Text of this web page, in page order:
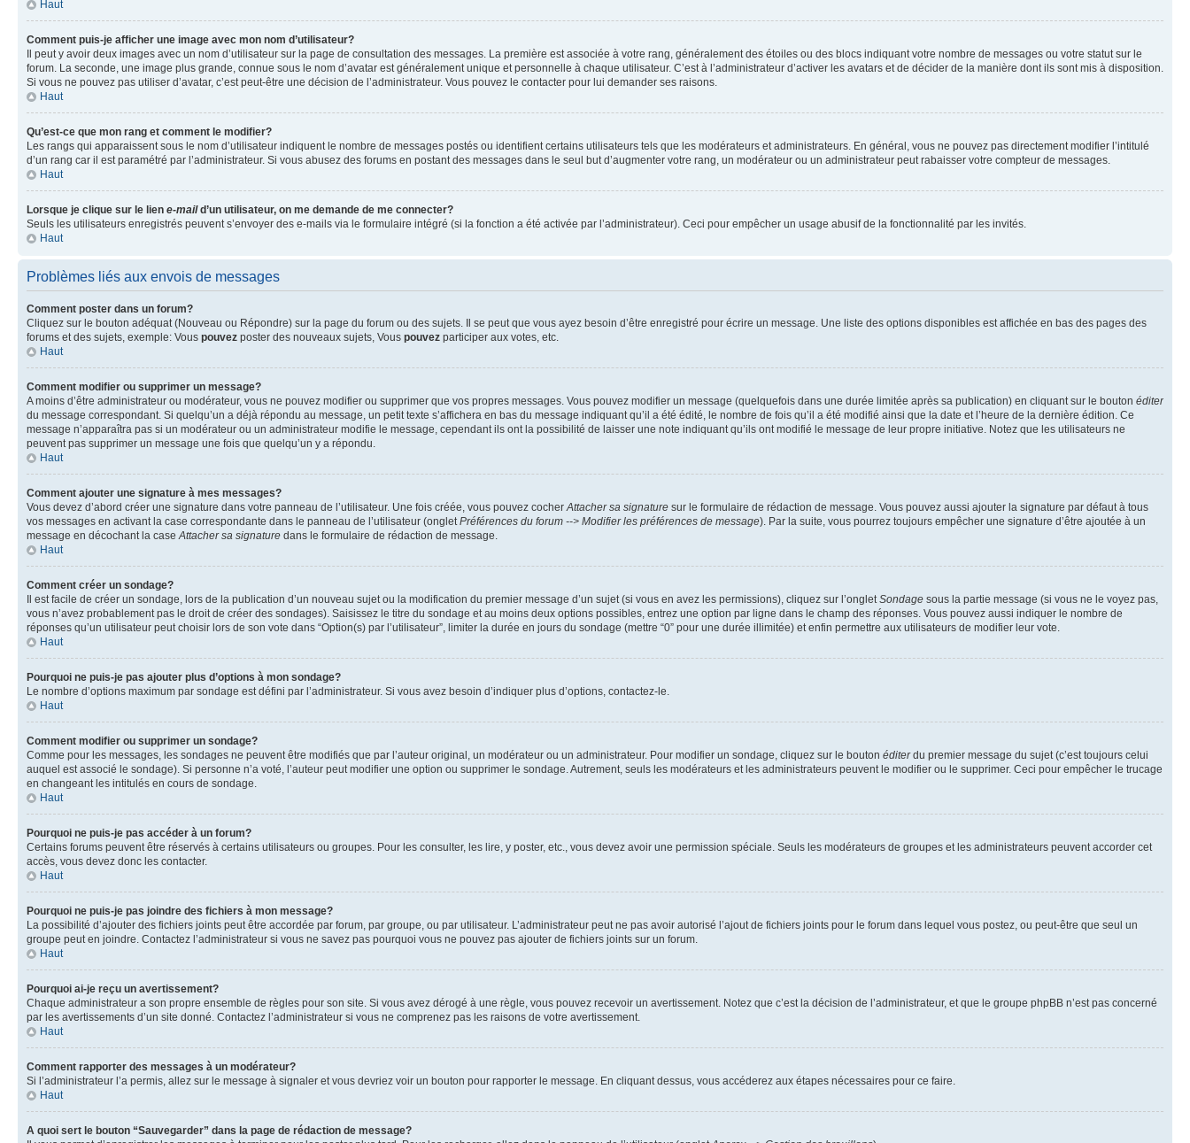
Haut
Comment puis-je afficher une image avec mon nom d’utilisateur?
Il peut y avoir deux images avec un nom d’utilisateur sur la page de consultation des messages. La première est associée à votre rang, généralement des étoiles ou des blocs indiquant votre nombre de messages ou votre statut sur le
forum. La seconde, une image plus grande, connue sous le nom d’avatar est généralement unique et personnelle à chaque utilisateur. C’est à l’administrateur d’activer les avatars et de décider de la manière dont ils sont mis à disposition.
Si vous ne pouvez pas utiliser d’avatar, c’est peut-être une décision de l’administrateur. Vous pouvez le contacter pour lui demander ses raisons.
Haut
Qu’est-ce que mon rang et comment le modifier?
Les rangs qui apparaissent sous le nom d’utilisateur indiquent le nombre de messages postés ou identifient certains utilisateurs tels que les modérateurs et administrateurs. En général, vous ne pouvez pas directement modifier l’intitulé
d’un rang car il est paramétré par l’administrateur. Si vous abusez des forums en postant des messages dans le seul but d’augmenter votre rang, un modérateur ou un administrateur peut rabaisser votre compteur de messages.
Haut
Lorsque je clique sur le lien e-maild’un utilisateur, on me demande de me connecter?
Seuls les utilisateurs enregistrés peuvent s’envoyer des e-mails via le formulaire intégré (si la fonction a été activée par l’administrateur). Ceci pour empêcher un usage abusif de la fonctionnalité par les invités.
Haut
Problèmes liés aux envois de messages
Comment poster dans un forum?
Cliquez sur le bouton adéquat (Nouveau ou Répondre) sur la page du forum ou des sujets. Il se peut que vous ayez besoin d’être enregistré pour écrire un message. Une liste des options disponibles est affichée en bas des pages des
forums et des sujets, exemple: Vous pouvez poster des nouveaux sujets, Vous pouvez participer aux votes, etc.
Haut
Comment modifier ou supprimer un message?
A moins d’être administrateur ou modérateur, vous ne pouvez modifier ou supprimer que vos propres messages. Vous pouvez modifier un message (quelquefois dans une durée limitée après sa publication) en cliquant sur le bouton éditer
du message correspondant. Si quelqu’un a déjà répondu au message, un petit texte s’affichera en bas du message indiquant qu’il a été édité, le nombre de fois qu’il a été modifié ainsi que la date et l’heure de la dernière édition. Ce
message n’apparaîtra pas si un modérateur ou un administrateur modifie le message, cependant ils ont la possibilité de laisser une note indiquant qu’ils ont modifié le message de leur propre initiative. Notez que les utilisateurs ne
peuvent pas supprimer un message une fois que quelqu’un y a répondu.
Haut
Comment ajouter une signature à mes messages?
Vous devez d’abord créer une signature dans votre panneau de l’utilisateur. Une fois créée, vous pouvez cocherAttacher sa signature sur le formulaire de rédaction de message. Vous pouvez aussi ajouter la signature par défaut à tous
vos messages en activant la case correspondante dans le panneau de l’utilisateur (ongletPréférences du forum --> Modifier les préférences de message). Par la suite, vous pourrez toujours empêcher une signature d’être ajoutée à un
message en décochant la caseAttacher sa signature dans le formulaire de rédaction de message.
Haut
Comment créer un sondage?
Il est facile de créer un sondage, lors de la publication d’un nouveau sujet ou la modification du premier message d’un sujet (si vous en avez les permissions), cliquez sur l’ongletSondage sous la partie message (si vous ne le voyez pas,
vous n’avez probablement pas le droit de créer des sondages). Saisissez le titre du sondage et au moins deux options possibles, entrez une option par ligne dans le champ des réponses. Vous pouvez aussi indiquer le nombre de
réponses qu’un utilisateur peut choisir lors de son vote dans “Option(s) par l’utilisateur”, limiter la durée en jours du sondage (mettre “0” pour une durée illimitée) et enfin permettre aux utilisateurs de modifier leur vote.
Haut
Pourquoi ne puis-je pas ajouter plus d’options à mon sondage?
Le nombre d’options maximum par sondage est défini par l’administrateur. Si vous avez besoin d’indiquer plus d’options, contactez-le.
Haut
Comment modifier ou supprimer un sondage?
Comme pour les messages, les sondages ne peuvent être modifiés que par l’auteur original, un modérateur ou un administrateur. Pour modifier un sondage, cliquez sur le bouton éditerdu premier message du sujet (c’est toujours celui
auquel est associé le sondage). Si personne n’a voté, l’auteur peut modifier une option ou supprimer le sondage. Autrement, seuls les modérateurs et les administrateurs peuvent le modifier ou le supprimer. Ceci pour empêcher le trucage
en changeant les intitulés en cours de sondage.
Haut
Pourquoi ne puis-je pas accéder à un forum?
Certains forums peuvent être réservés à certains utilisateurs ou groupes. Pour les consulter, les lire, y poster, etc., vous devez avoir une permission spéciale. Seuls les modérateurs de groupes et les administrateurs peuvent accorder cet
accès, vous devez donc les contacter.
Haut
Pourquoi ne puis-je pas joindre des fichiers à mon message?
La possibilité d’ajouter des fichiers joints peut être accordée par forum, par groupe, ou par utilisateur. L’administrateur peut ne pas avoir autorisé l’ajout de fichiers joints pour le forum dans lequel vous postez, ou peut-être que seul un
groupe peut en joindre. Contactez l’administrateur si vous ne savez pas pourquoi vous ne pouvez pas ajouter de fichiers joints sur un forum.
Haut
Pourquoi ai-je reçu un avertissement?
Chaque administrateur a son propre ensemble de règles pour son site. Si vous avez dérogé à une règle, vous pouvez recevoir un avertissement. Notez que c’est la décision de l’administrateur, et que le groupe phpBB n’est pas concerné
par les avertissements d’un site donné. Contactez l’administrateur si vous ne comprenez pas les raisons de votre avertissement.
Haut
Comment rapporter des messages à un modérateur?
Si l’administrateur l’a permis, allez sur le message à signaler et vous devriez voir un bouton pour rapporter le message. En cliquant dessus, vous accéderez aux étapes nécessaires pour ce faire.
Haut
A quoi sert le bouton “Sauvegarder” dans la page de rédaction de message?